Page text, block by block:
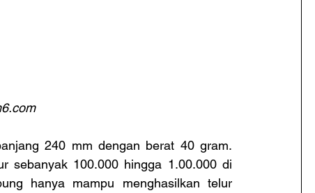
240 mm dengan berat 40 gram.
sebanyak 100.000 hingga 1.00.000 di
hanya mampu menghasilkan telur